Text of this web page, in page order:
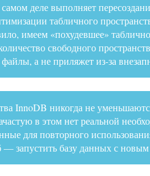
деле выполняет
табличного
имеем «похудевшее»
свободного
а не приляжет из-за
InnoDB никогда не
в этом нет реальной
для повторного
запустить базу данных с новым